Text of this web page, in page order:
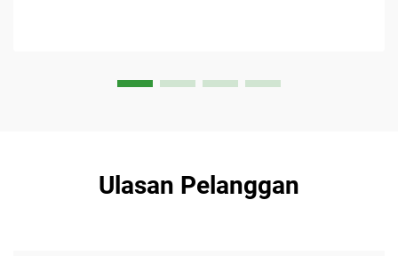
Ulasan Pelanggan